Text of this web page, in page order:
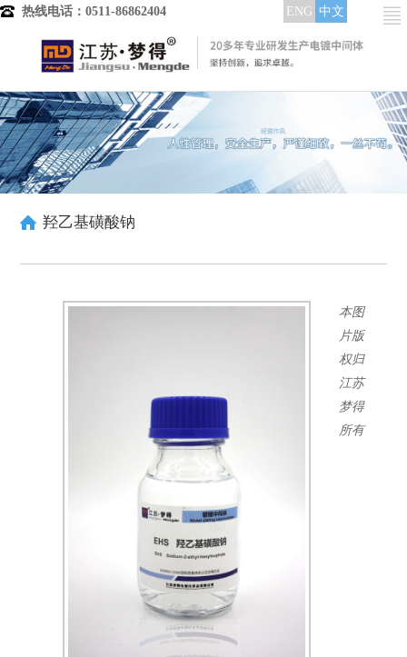
热线电话：0511-86862404 ENG 中文
首页
产品分类
电镀中间体
镀铜中间体
低区走位剂
辅助及走位剂
羟乙基磺酸钠
本图
片版
权归
江苏
梦得
所有